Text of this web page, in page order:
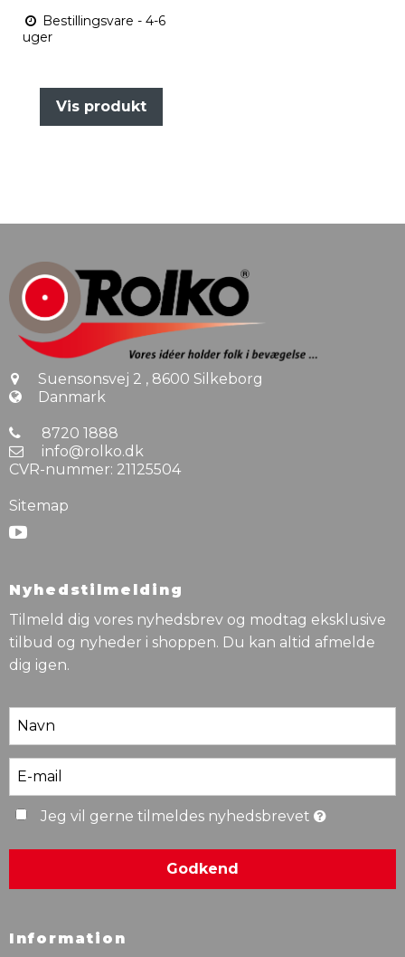
Bestillingsvare - 4-6
uger
Vis produkt
Suensonsvej 2 , 8600 Silkeborg
Danmark
8720 1888
info@rolko.dk
CVR-nummer: 21125504
Sitemap
Nyhedstilmelding
Tilmeld dig vores nyhedsbrev og modtag eksklusive
tilbud og nyheder i shoppen. Du kan altid afmelde
dig igen.
Jeg vil gerne tilmeldes nyhedsbrevet
Godkend
Information